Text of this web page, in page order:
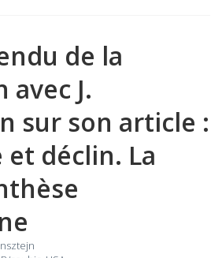
de la
avec J.
sur son article :
et déclin. La